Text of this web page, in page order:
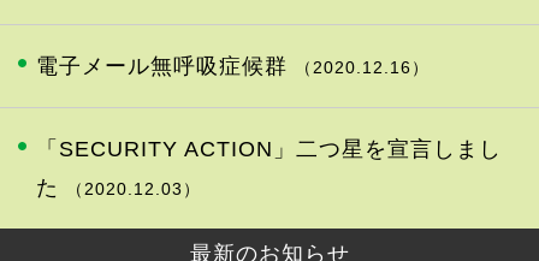
電子メール無呼吸症候群 （2020.12.16）
「SECURITY ACTION」二つ星を宣言しまし
た
（2020.12.03）
最新のお知らせ